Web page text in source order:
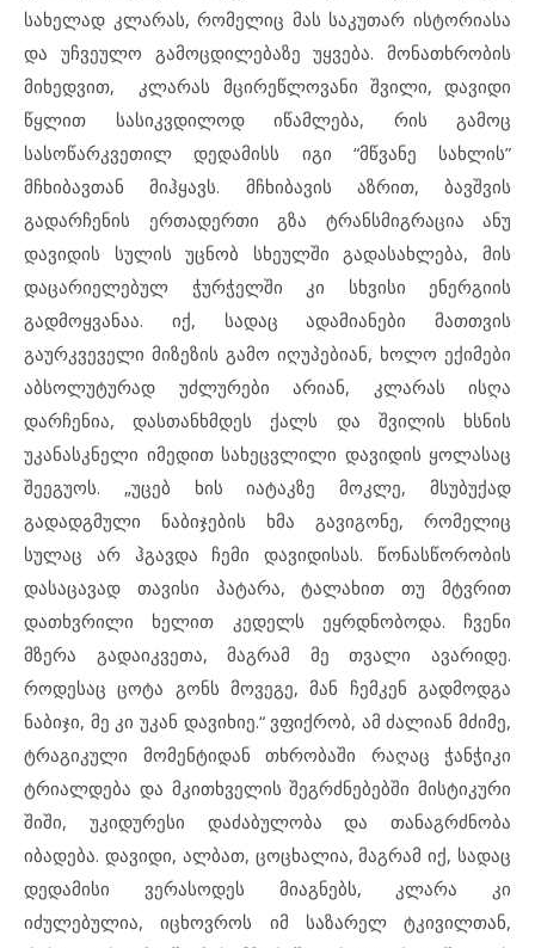
სახელად კლარას, რომელიც მას საკუთარ ისტორიასა
და უჩვეულო გამოცდილებაზე უყვება. მონათხრობის
მიხედვით, კლარას მცირეწლოვანი შვილი, დავიდი
წყლით სასიკვდილოდ იწამლება, რის გამოც
სასოწარკვეთილ დედამისს იგი “მწვანე სახლის”
მჩხიბავთან მიჰყავს. მჩხიბავის აზრით, ბავშვის
გადარჩენის ერთადერთი გზა ტრანსმიგრაცია ანუ
დავიდის სულის უცნობ სხეულში გადასახლება, მის
დაცარიელებულ ჭურჭელში კი სხვისი ენერგიის
გადმოყვანაა. იქ, სადაც ადამიანები მათთვის
გაურკვეველი მიზეზის გამო იღუპებიან, ხოლო ექიმები
აბსოლუტურად უძლურები არიან, კლარას ისღა
დარჩენია, დასთანხმდეს ქალს და შვილის ხსნის
უკანასკნელი იმედით სახეცვლილი დავიდის ყოლასაც
შეეგუოს. „უცებ ხის იატაკზე მოკლე, მსუბუქად
გადადგმული ნაბიჯების ხმა გავიგონე, რომელიც
სულაც არ ჰგავდა ჩემი დავიდისას. წონასწორობის
დასაცავად თავისი პატარა, ტალახით თუ მტვრით
დათხვრილი ხელით კედელს ეყრდნობოდა. ჩვენი
მზერა გადაიკვეთა, მაგრამ მე თვალი ავარიდე.
როდესაც ცოტა გონს მოვეგე, მან ჩემკენ გადმოდგა
ნაბიჯი, მე კი უკან დავიხიე.“ ვფიქრობ, ამ ძალიან მძიმე,
ტრაგიკული მომენტიდან თხრობაში რაღაც ჭანჭიკი
ტრიალდება და მკითხველის შეგრძნებებში მისტიკური
შიში, უკიდურესი დაძაბულობა და თანაგრძნობა
იბადება. დავიდი, ალბათ, ცოცხალია, მაგრამ იქ, სადაც
დედამისი ვერასოდეს მიაგნებს, კლარა კი
იძულებულია, იცხოვროს იმ საზარელ ტკივილთან,